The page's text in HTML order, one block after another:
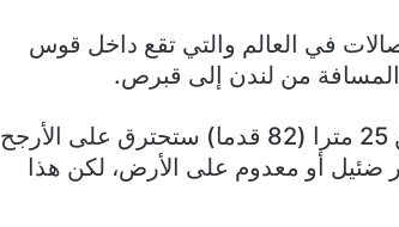
أقمار الاتصالات في العالم والتي تقع داخل قوس
وتذكر وكالة ناسا أن الكويكبات التي يقل قطرها عن 25 مترا (82 قدما) ستحترق على الأرجح
ضئيل أو معدوم على الأرض، لكن هذا